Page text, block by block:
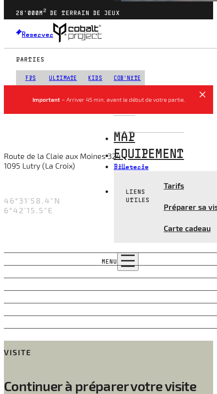
28'000M2 DE TERRAIN DE JEUX
MAP
EQUIPEMENT
Billeterie
LIENS
UTILES
Tarifs
Préparer sa
Carte cadeau
MENU
Reserver
PARTIES
FPS ULTIMATE KIDS COB'NYTE
Important– Arriver 45 min. avant le début de votre partie.
Route de la Claie aux Moines 324
1095 Lutry (La Croix)
4 6 ° 31 ' 5 8 . 4 " N
6 ° 4 2 '1 5 . 5 " E
Continuer à préparer votre visite
VISITE